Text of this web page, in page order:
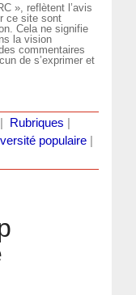
», reflètent l’avis
ce site sont
Cela ne signifie
la vision
commentaires
de s’exprimer et
Rubriques
populaire